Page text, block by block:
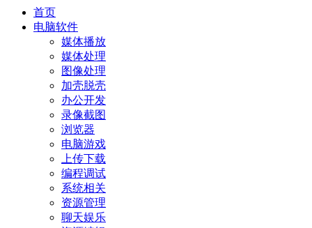
首页
电脑软件
媒体播放
媒体处理
图像处理
加壳脱壳
办公开发
录像截图
浏览器
电脑游戏
上传下载
编程调试
系统相关
资源管理
聊天娱乐